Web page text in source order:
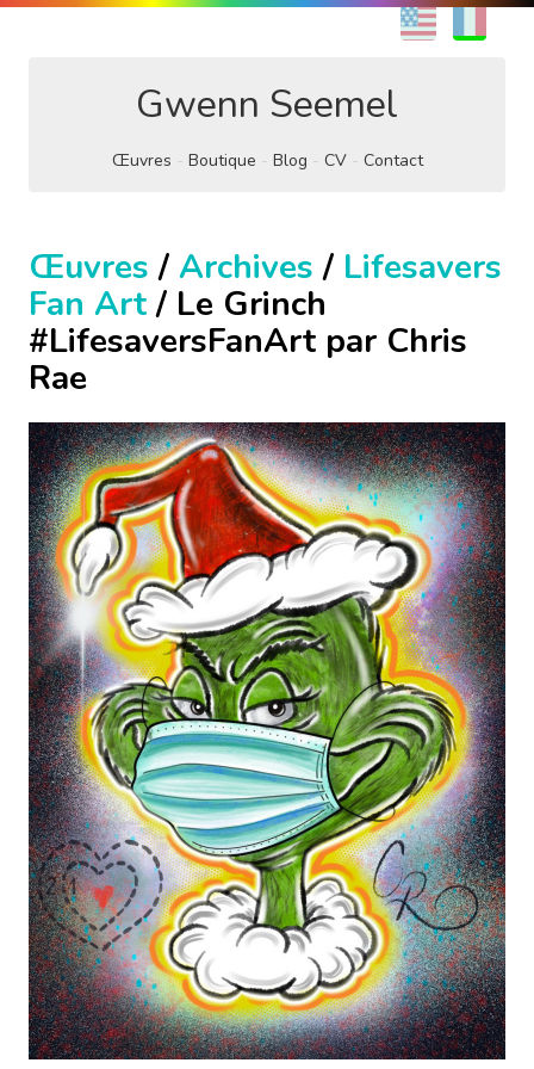
EN
Gwenn Seemel
Œuvres Boutique Blog CV Contact
Œuvres / Archives / Lifesavers
Fan Art/ Le Grinch
#LifesaversFanArt par Chris
Rae